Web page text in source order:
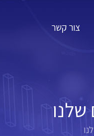
צור קשר
שלנו